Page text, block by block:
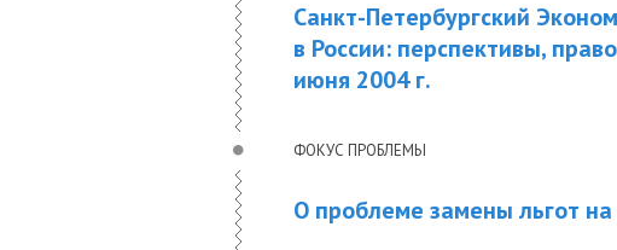
Санкт-Петербургский
в России: перспективы,
июня 2004 г.
ФОКУС ПРОБЛЕМЫ
О проблеме замены льгот